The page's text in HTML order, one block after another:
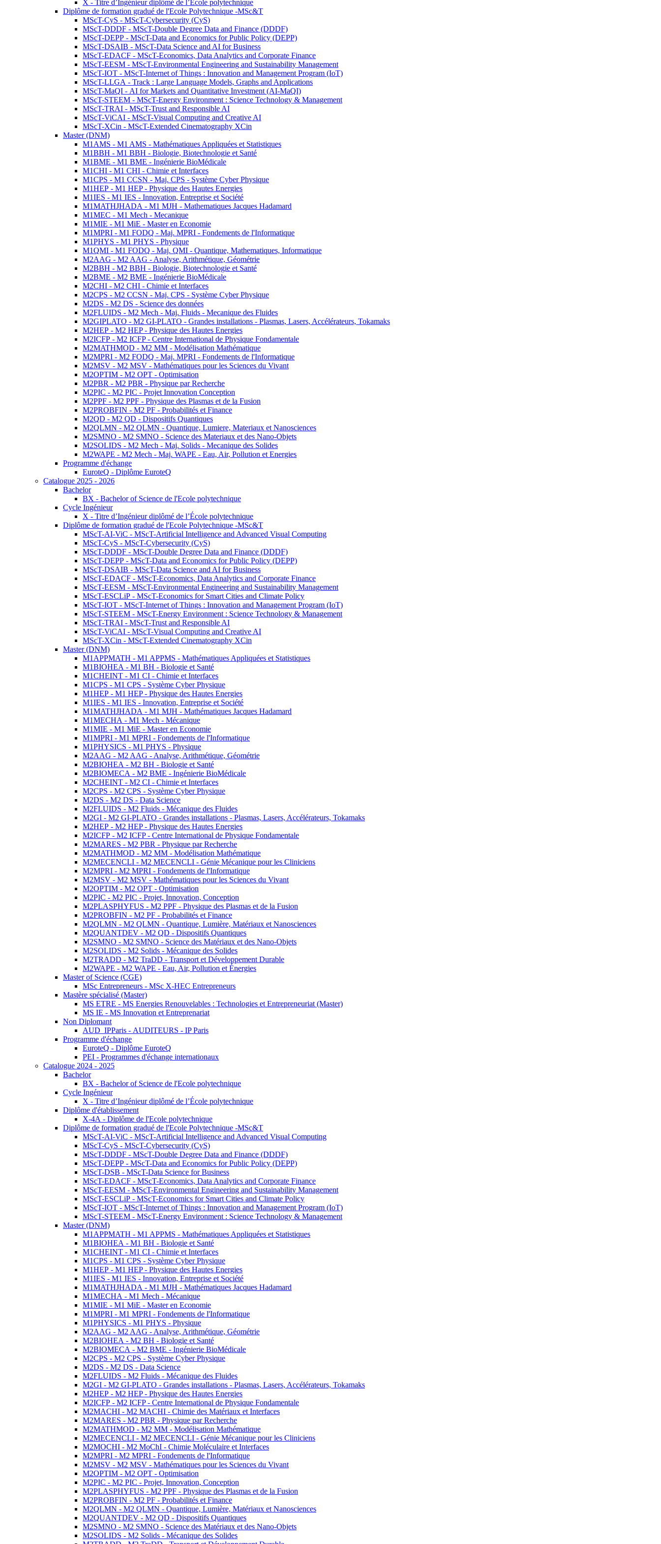
X - Titre d’Ingénieur diplômé de l’École polytechnique
Diplôme de formation gradué de l'Ecole Polytechnique -MSc&T
MScT-CyS - MScT-Cybersecurity (CyS)
MScT-DDDF - MScT-Double Degree Data and Finance (DDDF)
MScT-DEPP - MScT-Data and Economics for Public Policy (DEPP)
MScT-DSAIB - MScT-Data Science and AI for Business
MScT-EDACF - MScT-Economics, Data Analytics and Corporate Finance
MScT-EESM - MScT-Environmental Engineering and Sustainability Management
MScT-IOT - MScT-Internet of Things : Innovation and Management Program (IoT)
MScT-LLGA - Track : Large Language Models, Graphs and Applications
MScT-MaQI - AI for Markets and Quantitative Investment (AI-MaQI)
MScT-STEEM - MScT-Energy Environment : Science Technology & Management
MScT-TRAI - MScT-Trust and Responsible AI
MScT-ViCAI - MScT-Visual Computing and Creative AI
MScT-XCin - MScT-Extended Cinematography XCin
Master (DNM)
M1AMS - M1 AMS - Mathématiques Appliquées et Statistiques
M1BBH - M1 BBH - Biologie, Biotechnologie et Santé
M1BME - M1 BME - Ingénierie BioMédicale
M1CHI - M1 CHI - Chimie et Interfaces
M1CPS - M1 CCSN - Maj. CPS - Système Cyber Physique
M1HEP - M1 HEP - Physique des Hautes Energies
M1IES - M1 IES - Innovation, Entreprise et Société
M1MATHJHADA - M1 MJH - Mathematiques Jacques Hadamard
M1MEC - M1 Mech - Mecanique
M1MIE - M1 MiE - Master en Economie
M1MPRI - M1 FODQ - Maj. MPRI - Fondements de l'Informatique
M1PHYS - M1 PHYS - Physique
M1QMI - M1 FODQ - Maj. QMI - Quantique, Mathematiques, Informatique
M2AAG - M2 AAG - Analyse, Arithmétique, Géométrie
M2BBH - M2 BBH - Biologie, Biotechnologie et Santé
M2BME - M2 BME - Ingénierie BioMédicale
M2CHI - M2 CHI - Chimie et Interfaces
M2CPS - M2 CCSN - Maj. CPS - Système Cyber Physique
M2DS - M2 DS - Science des données
M2FLUIDS - M2 Mech - Maj. Fluids - Mecanique des Fluides
M2GIPLATO - M2 GI-PLATO - Grandes installations - Plasmas, Lasers, Accélérateurs, Tokamaks
M2HEP - M2 HEP - Physique des Hautes Energies
M2ICFP - M2 ICFP - Centre International de Physique Fondamentale
M2MATHMOD - M2 MM - Modélisation Mathématique
M2MPRI - M2 FODQ - Maj. MPRI - Fondements de l'Informatique
M2MSV - M2 MSV - Mathématiques pour les Sciences du Vivant
M2OPTIM - M2 OPT - Optimisation
M2PBR - M2 PBR - Physique par Recherche
M2PIC - M2 PIC - Projet Innovation Conception
M2PPF - M2 PPF - Physique des Plasmas et de la Fusion
M2PROBFIN - M2 PF - Probabilités et Finance
M2QD - M2 QD - Dispositifs Quantiques
M2QLMN - M2 QLMN - Quantique, Lumiere, Materiaux et Nanosciences
M2SMNO - M2 SMNO - Science des Materiaux et des Nano-Objets
M2SOLIDS - M2 Mech - Maj. Solids - Mecanique des Solides
M2WAPE - M2 Mech - Maj. WAPE - Eau, Air, Pollution et Energies
Programme d'échange
EuroteQ - Diplôme EuroteQ
Catalogue 2025 - 2026
Bachelor
BX - Bachelor of Science de l'Ecole polytechnique
Cycle Ingénieur
X - Titre d’Ingénieur diplômé de l’École polytechnique
Diplôme de formation gradué de l'Ecole Polytechnique -MSc&T
MScT-AI-ViC - MScT-Artificial Intelligence and Advanced Visual Computing
MScT-CyS - MScT-Cybersecurity (CyS)
MScT-DDDF - MScT-Double Degree Data and Finance (DDDF)
MScT-DEPP - MScT-Data and Economics for Public Policy (DEPP)
MScT-DSAIB - MScT-Data Science and AI for Business
MScT-EDACF - MScT-Economics, Data Analytics and Corporate Finance
MScT-EESM - MScT-Environmental Engineering and Sustainability Management
MScT-ESCLiP - MScT-Economics for Smart Cities and Climate Policy
MScT-IOT - MScT-Internet of Things : Innovation and Management Program (IoT)
MScT-STEEM - MScT-Energy Environment : Science Technology & Management
MScT-TRAI - MScT-Trust and Responsible AI
MScT-ViCAI - MScT-Visual Computing and Creative AI
MScT-XCin - MScT-Extended Cinematography XCin
Master (DNM)
M1APPMATH - M1 APPMS - Mathématiques Appliquées et Statistiques
M1BIOHEA - M1 BH - Biologie et Santé
M1CHEINT - M1 CI - Chimie et Interfaces
M1CPS - M1 CPS - Système Cyber Physique
M1HEP - M1 HEP - Physique des Hautes Energies
M1IES - M1 IES - Innovation, Entreprise et Société
M1MATHJHADA - M1 MJH - Mathématiques Jacques Hadamard
M1MECHA - M1 Mech - Mécanique
M1MIE - M1 MiE - Master en Economie
M1MPRI - M1 MPRI - Fondements de l'Informatique
M1PHYSICS - M1 PHYS - Physique
M2AAG - M2 AAG - Analyse, Arithmétique, Géométrie
M2BIOHEA - M2 BH - Biologie et Santé
M2BIOMECA - M2 BME - Ingénierie BioMédicale
M2CHEINT - M2 CI - Chimie et Interfaces
M2CPS - M2 CPS - Système Cyber Physique
M2DS - M2 DS - Data Science
M2FLUIDS - M2 Fluids - Mécanique des Fluides
M2GI - M2 GI-PLATO - Grandes installations - Plasmas, Lasers, Accélérateurs, Tokamaks
M2HEP - M2 HEP - Physique des Hautes Energies
M2ICFP - M2 ICFP - Centre International de Physique Fondamentale
M2MARES - M2 PBR - Physique par Recherche
M2MATHMOD - M2 MM - Modélisation Mathématique
M2MECENCLI - M2 MECENCLI - Génie Mécanique pour les Cliniciens
M2MPRI - M2 MPRI - Fondements de l'Informatique
M2MSV - M2 MSV - Mathématiques pour les Sciences du Vivant
M2OPTIM - M2 OPT - Optimisation
M2PIC - M2 PIC - Projet, Innovation, Conception
M2PLASPHYFUS - M2 PPF - Physique des Plasmas et de la Fusion
M2PROBFIN - M2 PF - Probabilités et Finance
M2QLMN - M2 QLMN - Quantique, Lumière, Matériaux et Nanosciences
M2QUANTDEV - M2 QD - Dispositifs Quantiques
M2SMNO - M2 SMNO - Science des Matériaux et des Nano-Objets
M2SOLIDS - M2 Solids - Mécanique des Solides
M2TRADD - M2 TraDD - Transport et Développement Durable
M2WAPE - M2 WAPE - Eau, Air, Pollution et Énergies
Master of Science (CGE)
MSc Entrepreneurs - MSc X-HEC Entrepreneurs
Mastère spécialisé (Master)
MS ETRE - MS Energies Renouvelables : Technologies et Entrepreneuriat (Master)
MS IE - MS Innovation et Entreprenariat
Non Diplomant
AUD_IPParis - AUDITEURS - IP Paris
Programme d'échange
EuroteQ - Diplôme EuroteQ
PEI - Programmes d'échange internationaux
Catalogue 2024 - 2025
Bachelor
BX - Bachelor of Science de l'Ecole polytechnique
Cycle Ingénieur
X - Titre d’Ingénieur diplômé de l’École polytechnique
Diplôme d'établissement
X-4A - Diplôme de l'Ecole polytechnique
Diplôme de formation gradué de l'Ecole Polytechnique -MSc&T
MScT-AI-ViC - MScT-Artificial Intelligence and Advanced Visual Computing
MScT-CyS - MScT-Cybersecurity (CyS)
MScT-DDDF - MScT-Double Degree Data and Finance (DDDF)
MScT-DEPP - MScT-Data and Economics for Public Policy (DEPP)
MScT-DSB - MScT-Data Science for Business
MScT-EDACF - MScT-Economics, Data Analytics and Corporate Finance
MScT-EESM - MScT-Environmental Engineering and Sustainability Management
MScT-ESCLiP - MScT-Economics for Smart Cities and Climate Policy
MScT-IOT - MScT-Internet of Things : Innovation and Management Program (IoT)
MScT-STEEM - MScT-Energy Environment : Science Technology & Management
Master (DNM)
M1APPMATH - M1 APPMS - Mathématiques Appliquées et Statistiques
M1BIOHEA - M1 BH - Biologie et Santé
M1CHEINT - M1 CI - Chimie et Interfaces
M1CPS - M1 CPS - Système Cyber Physique
M1HEP - M1 HEP - Physique des Hautes Energies
M1IES - M1 IES - Innovation, Entreprise et Société
M1MATHJHADA - M1 MJH - Mathématiques Jacques Hadamard
M1MECHA - M1 Mech - Mécanique
M1MIE - M1 MiE - Master en Economie
M1MPRI - M1 MPRI - Fondements de l'Informatique
M1PHYSICS - M1 PHYS - Physique
M2AAG - M2 AAG - Analyse, Arithmétique, Géométrie
M2BIOHEA - M2 BH - Biologie et Santé
M2BIOMECA - M2 BME - Ingénierie BioMédicale
M2CPS - M2 CPS - Système Cyber Physique
M2DS - M2 DS - Data Science
M2FLUIDS - M2 Fluids - Mécanique des Fluides
M2GI - M2 GI-PLATO - Grandes installations - Plasmas, Lasers, Accélérateurs, Tokamaks
M2HEP - M2 HEP - Physique des Hautes Energies
M2ICFP - M2 ICFP - Centre International de Physique Fondamentale
M2MACHI - M2 MACHI - Chimie des Matériaux et Interfaces
M2MARES - M2 PBR - Physique par Recherche
M2MATHMOD - M2 MM - Modélisation Mathématique
M2MECENCLI - M2 MECENCLI - Génie Mécanique pour les Cliniciens
M2MOCHI - M2 MoChI - Chimie Moléculaire et Interfaces
M2MPRI - M2 MPRI - Fondements de l'Informatique
M2MSV - M2 MSV - Mathématiques pour les Sciences du Vivant
M2OPTIM - M2 OPT - Optimisation
M2PIC - M2 PIC - Projet, Innovation, Conception
M2PLASPHYFUS - M2 PPF - Physique des Plasmas et de la Fusion
M2PROBFIN - M2 PF - Probabilités et Finance
M2QLMN - M2 QLMN - Quantique, Lumière, Matériaux et Nanosciences
M2QUANTDEV - M2 QD - Dispositifs Quantiques
M2SMNO - M2 SMNO - Science des Matériaux et des Nano-Objets
M2SOLIDS - M2 Solids - Mécanique des Solides